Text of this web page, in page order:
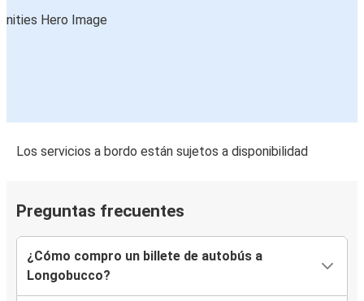
Los servicios a bordo están sujetos a disponibilidad
Preguntas frecuentes
¿Cómo compro un billete de autobús a
Longobucco?